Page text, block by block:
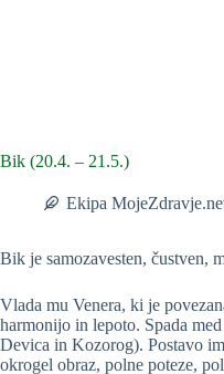
Bik (20.4. – 21.5.)
Ekipa
Bik je samozavesten, čustven,
Vlada mu Venera, ki je
harmonijo in lepoto. Spada
Devica in Kozorog). Postavo
okrogel obraz, polne poteze,